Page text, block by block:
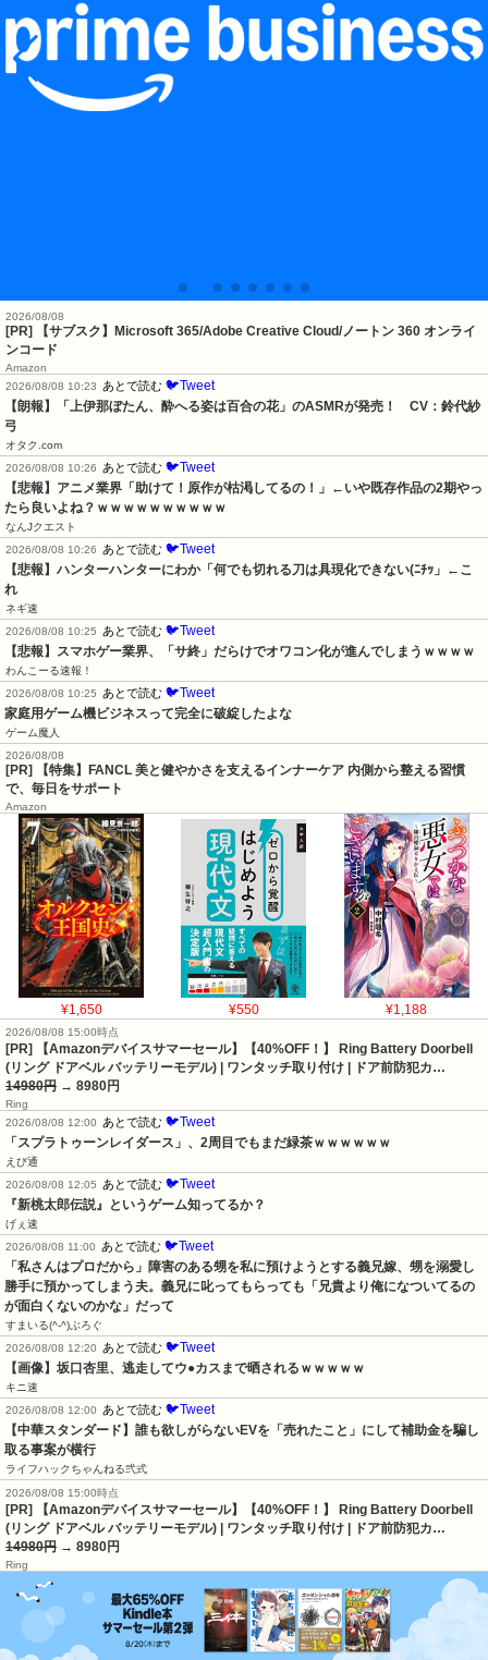
2026/08/08
[PR] 【サブスク】Microsoft 365/Adobe Creative Cloud/ノートン 360 オンライ
ンコード
Amazon
2026/08/08 10:23
あとで読む 🐦Tweet
【朗報】「上伊那ぼたん、酔へる姿は百合の花」のASMRが発売！　CV：鈴代紗
弓
オタク.com
2026/08/08 10:26
あとで読む 🐦Tweet
【悲報】アニメ業界「助けて！原作が枯渇してるの！」←いや既存作品の2期やっ
たら良いよね？ｗｗｗｗｗｗｗｗｗｗ
なんJクエスト
2026/08/08 10:26
あとで読む 🐦Tweet
【悲報】ハンターハンターにわか「何でも切れる刀は具現化できない(ﾆﾁｯ」←こ
れ
ネギ速
2026/08/08 10:25
あとで読む 🐦Tweet
【悲報】スマホゲー業界、「サ終」だらけでオワコン化が進んでしまうｗｗｗｗ
わんこーる速報！
2026/08/08 10:25
あとで読む 🐦Tweet
家庭用ゲーム機ビジネスって完全に破綻したよな
ゲーム魔人
2026/08/08
[PR] 【特集】FANCL 美と健やかさを支えるインナーケア 内側から整える習慣
で、毎日をサポート
Amazon
¥1,650 ¥550 ¥1,188
2026/08/08 15:00時点
[PR] 【Amazonデバイスサマーセール】【40%OFF！】 Ring Battery Doorbell
(リング ドアベル バッテリーモデル) | ワンタッチ取り付け | ドア前防犯カ…
14980円 → 8980円
Ring
2026/08/08 12:00
あとで読む 🐦Tweet
「スプラトゥーンレイダース」、2周目でもまだ緑茶ｗｗｗｗｗｗ
えび通
2026/08/08 12:05
あとで読む 🐦Tweet
『新桃太郎伝説』というゲーム知ってるか？
げぇ速
2026/08/08 11:00
あとで読む 🐦Tweet
「私さんはプロだから」障害のある甥を私に預けようとする義兄嫁、甥を溺愛し
勝手に預かってしまう夫。義兄に叱ってもらっても「兄貴より俺になついてるの
が面白くないのかな」だって
すまいる(^-^)ぶろぐ
2026/08/08 12:20
あとで読む 🐦Tweet
【画像】坂口杏里、逃走してウ●カスまで晒されるｗｗｗｗｗ
キニ速
2026/08/08 12:00
あとで読む 🐦Tweet
【中華スタンダード】誰も欲しがらないEVを「売れたこと」にして補助金を騙し
取る事案が横行
ライフハックちゃんねる弐式
2026/08/08 15:00時点
[PR] 【Amazonデバイスサマーセール】【40%OFF！】 Ring Battery Doorbell
(リング ドアベル バッテリーモデル) | ワンタッチ取り付け | ドア前防犯カ…
14980円 → 8980円
Ring